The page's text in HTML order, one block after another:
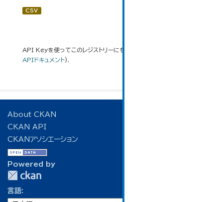
CSV
API Keyを使ってこのレジストリーにもアクセス可能です
APIドキュメント).
About CKAN
CKAN API
CKANアソシエーション
Powered by
言語